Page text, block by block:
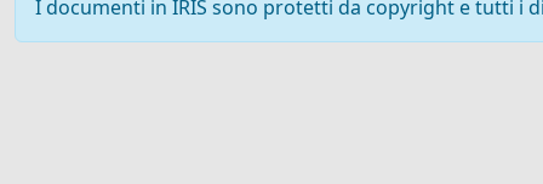
I documenti in IRIS sono protetti da copyright e tutti i